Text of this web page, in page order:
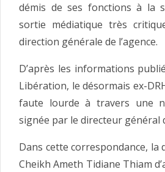
démis de ses fonctions à la
sortie médiatique très
direction générale de l’agence.
D’après les informations
Libération, le désormais ex-
faute lourde à travers une
signée par le directeur général
Dans cette correspondance, la
Cheikh Ameth Tidiane Thiam